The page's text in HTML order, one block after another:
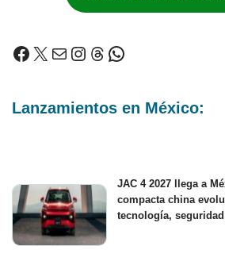
Lanzamientos en México:
JAC 4 2027 llega a
compacta china
tecnología,